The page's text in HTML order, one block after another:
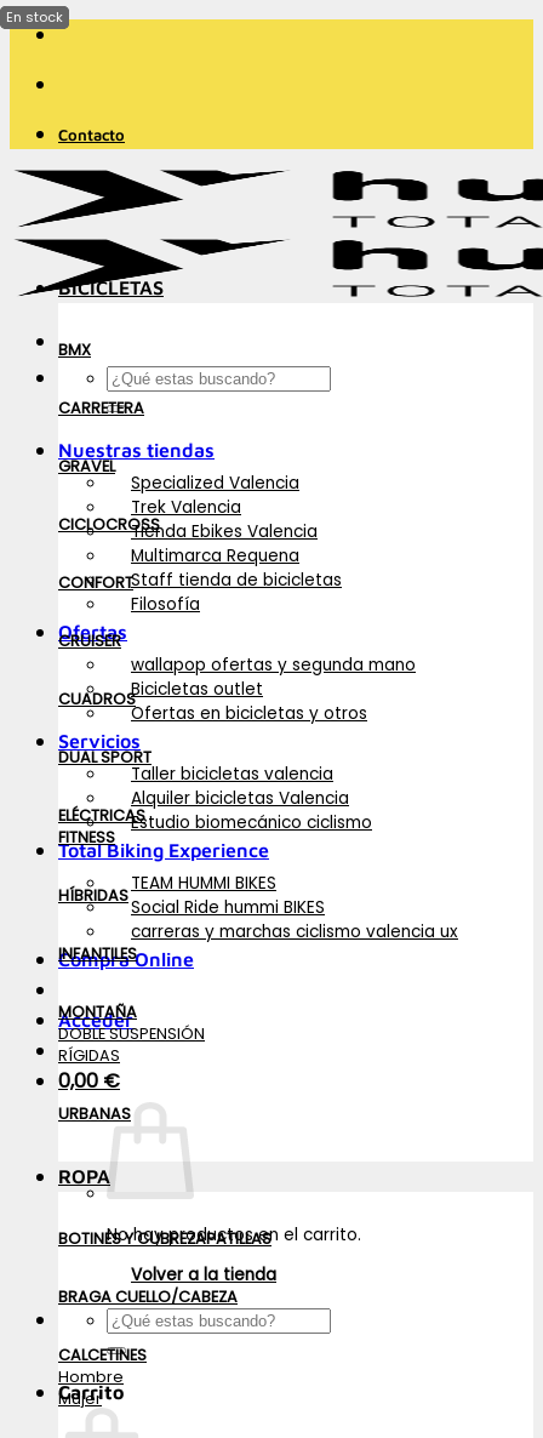
Saltar
contenido
Contacto
Buscar
por:
Nuestras tiendas
Specialized Valencia
Trek Valencia
Tienda Ebikes Valencia
Multimarca Requena
Staff tienda de bicicletas
Filosofía
Ofertas
wallapop ofertas y segunda mano
Bicicletas outlet
Ofertas en bicicletas y otros
Servicios
Taller bicicletas valencia
Alquiler bicicletas Valencia
Estudio biomecánico ciclismo
Total Biking Experience
TEAM HUMMI BIKES
Social Ride hummi BIKES
carreras y marchas ciclismo valencia ux
Compra Online
Acceder
0,00 €
No hay productos en el carrito.
Volver a la tienda
Buscar
por:
Carrito
BICICLETAS
BMX
CARRETERA
GRAVEL
CICLOCROSS
CONFORT
CRUISER
CUADROS
DUAL SPORT
ELÉCTRICAS
FITNESS
HÍBRIDAS
INFANTILES
MONTAÑA
DOBLE SUSPENSIÓN
RÍGIDAS
URBANAS
ROPA
BOTINES Y CUBREZAPATILLAS
BRAGA CUELLO/CABEZA
CALCETINES
Hombre
Mujer